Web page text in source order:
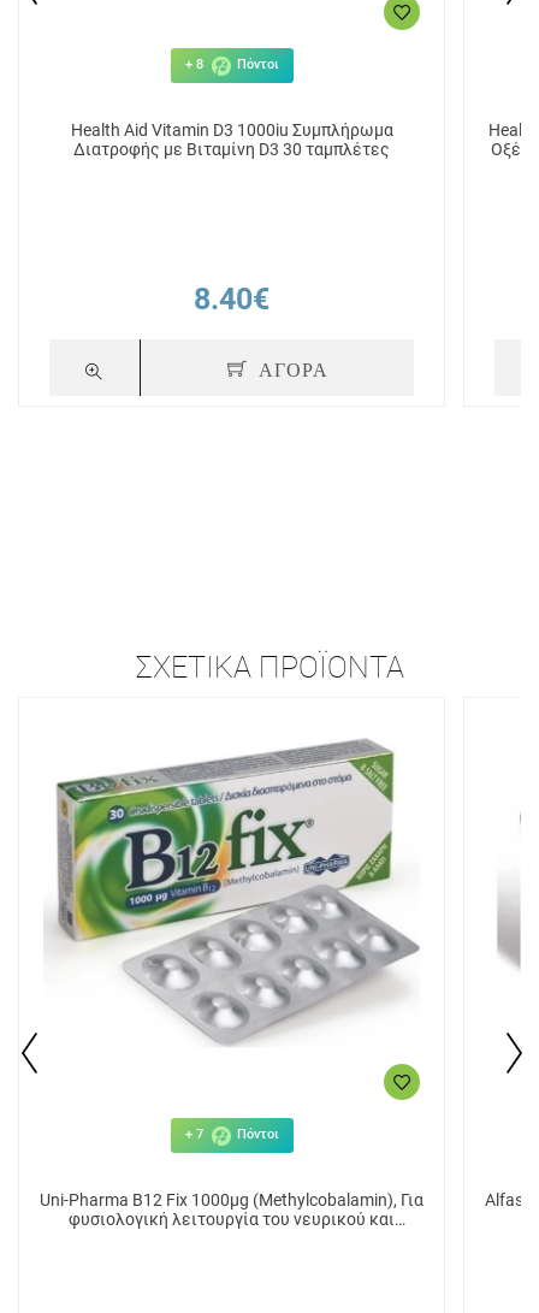
+ 8 Πόντοι
Health Aid Vitamin D3 1000iu Συμπλήρωμα
Διατροφής με Βιταμίνη D3 30 ταμπλέτες
8.40€
ΑΓΟΡΑ
Οξέα
ΣΧΕΤΙΚΆ ΠΡΟΪΌΝΤΑ
+ 7 Πόντοι
Uni-Pharma B12 Fix 1000μg (Methylcobalamin), Για
φυσιολογική λειτουργία του νευρικού και